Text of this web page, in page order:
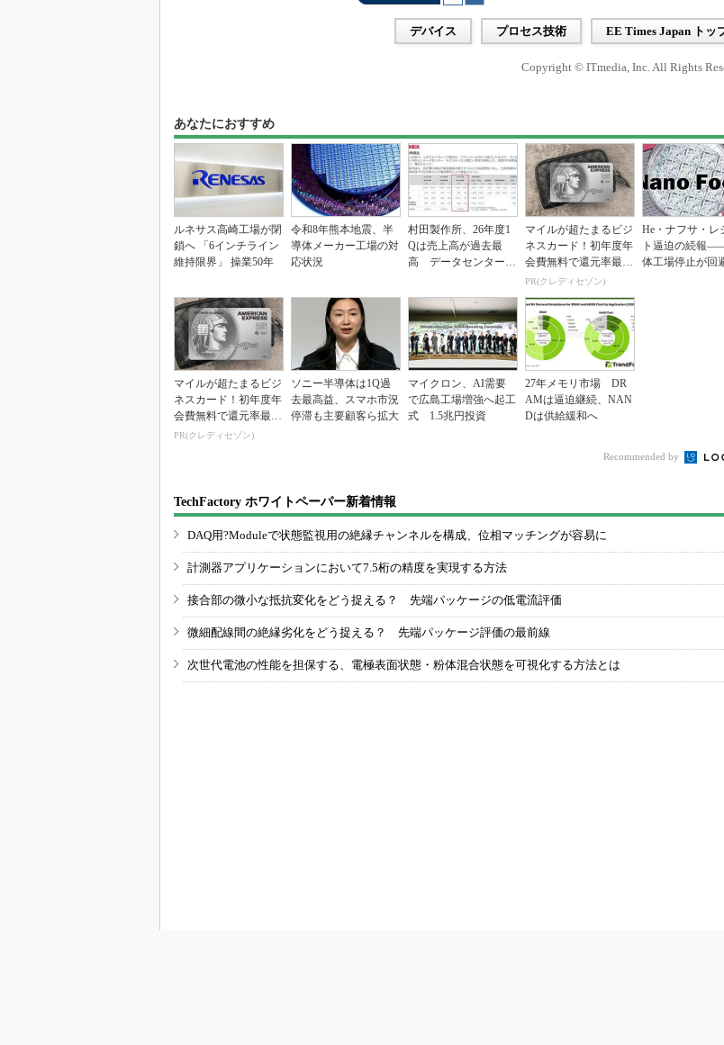
デバイス プロセス技術 EE Times Japan トッ
Copyright © ITmedia, Inc. All Rights
あなたにおすすめ
ルネサス高崎工場が閉
鎖へ 「6インチライン
維持限界」 操業50年
令和8年熊本地震、半
導体メーカー工場の対
応状況
村田製作所、26年度1
Qは売上高が過去最
高 データセンター関
マイルが超たまるビジ
ネスカード！初年度年
会費無料で還元率最大
1.125%
PR(クレディセゾン)
He・ナフサ・レ
ト逼迫の続報
体工場停止が回
マイルが超たまるビジ
ネスカード！初年度年
会費無料で還元率最大
1.125%
PR(クレディセゾン)
ソニー半導体は1Q過
去最高益、スマホ市況
停滞も主要顧客ら拡大
マイクロン、AI需要
で広島工場増強へ起工
式 1.5兆円投資
27年メモリ市場 DR
AMは逼迫継続、NAN
Dは供給緩和へ
Recommended by
TechFactory ホワイトペーパー新着情報
DAQ用?Moduleで状態監視用の絶縁チャンネルを構成、位相マッチングが容易に
計測器アプリケーションにおいて7.5桁の精度を実現する方法
接合部の微小な抵抗変化をどう捉える？ 先端パッケージの低電流評価
微細配線間の絶縁劣化をどう捉える？ 先端パッケージ評価の最前線
次世代電池の性能を担保する、電極表面状態・粉体混合状態を可視化する方法とは